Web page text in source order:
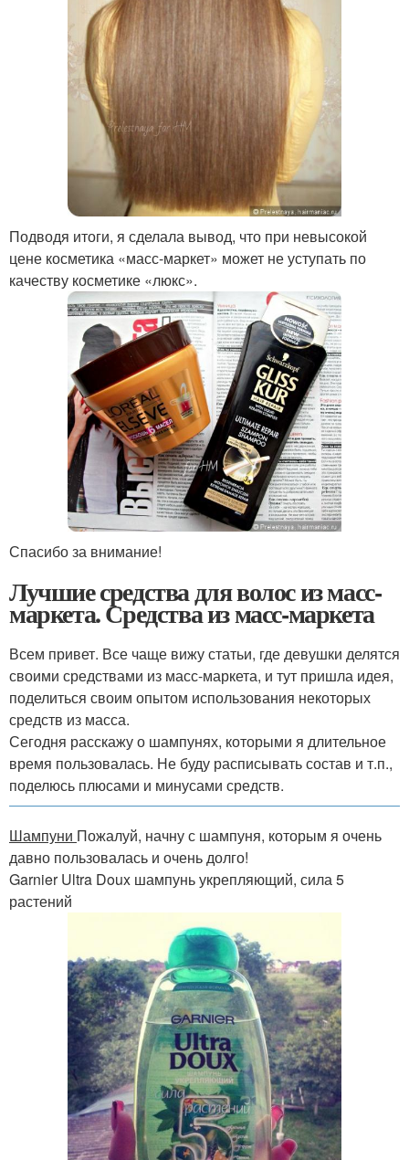
Подводя итоги, я сделала вывод, что при невысокой
цене косметика «масс-маркет» может не уступать по
качеству косметике «люкс».
Спасибо за внимание!
Лучшие средства для волос из масс-
маркета. Средства из масс-маркета
Всем привет. Все чаще вижу статьи, где девушки делятся
своими средствами из масс-маркета, и тут пришла идея,
поделиться своим опытом использования некоторых
средств из масса.
Сегодня расскажу о шампунях, которыми я длительное
время пользовалась. Не буду расписывать состав и т.п.,
поделюсь плюсами и минусами средств.
Шампуни Пожалуй, начну с шампуня, которым я очень
давно пользовалась и очень долго!
Garnier Ultra Doux шампунь укрепляющий, сила 5
растений